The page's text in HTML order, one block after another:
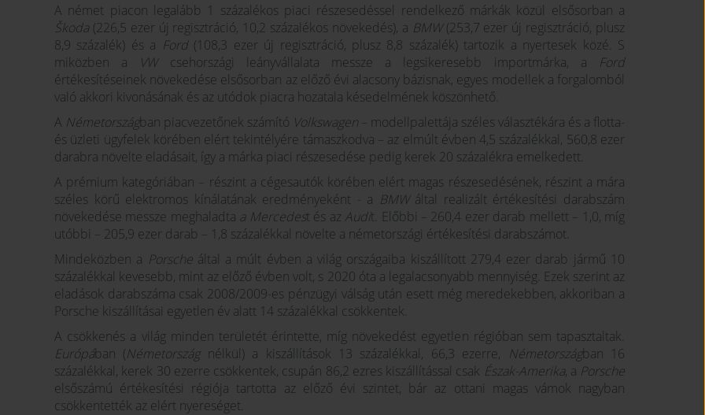
A német piacon legalább 1 százalékos piaci részesedéssel rendelkező márkák közül elsősorban a
Škoda(226,5 ezer új regisztráció, 10,2 százalékos növekedés), a BMW(253,7 ezer új regisztráció, plusz
8,9 százalék) és a Ford (108,3 ezer új regisztráció, plusz 8,8 százalék) tartozik a nyertesek közé. S
miközben a
VW csehországi leányvállalata messze a legsikeresebb importmárka, a Ford
értékesítéseinek növekedése elsősorban az előző évi alacsony bázisnak, egyes modellek a forgalomból
való akkori kivonásának és az utódok piacra hozatala késedelmének köszönhető.
A Németországban piacvezetőnek számító Volkswagen– modellpalettája széles választékára és a flotta-
és üzleti ügyfelek körében elért tekintélyére támaszkodva – az elmúlt évben 4,5 százalékkal, 560,8 ezer
darabra növelte eladásait, így a márka piaci részesedése pedig kerek 20 százalékra emelkedett.
A prémium kategóriában – részint a cégesautók körében elért magas részesedésének, részint a mára
széles körű elektromos kínálatának eredményeként - a BMWáltal realizált értékesítési darabszám
növekedése messze meghaladta a Mercedest és azAudit. Előbbi – 260,4 ezer darab mellett – 1,0, míg
utóbbi – 205,9 ezer darab – 1,8 százalékkal növelte a németországi értékesítési darabszámot.
Mindeközben a Porscheáltal a múlt évben a világ országaiba kiszállított 279,4 ezer darab jármű 10
százalékkal kevesebb, mint az előző évben volt, s 2020 óta a legalacsonyabb mennyiség. Ezek szerint az
eladások darabszáma csak 2008/2009-es pénzügyi válság után esett még meredekebben, akkoriban a
Porsche kiszállításai egyetlen év alatt 14 százalékkal csökkentek.
A csökkenés a világ minden területét érintette, míg növekedést egyetlen régióban sem tapasztaltak.
Európában (Németország nélkül) a kiszállítások 13 százalékkal, 66,3 ezerre, Németországban 16
százalékkal, kerek 30 ezerre csökkentek, csupán 86,2 ezres kiszállítással csak Észak-Amerika, a Porsche
elsőszámú értékesítési régiója tartotta az előző évi szintet, bár az ottani magas vámok nagyban
csökkentették az elért nyereséget.